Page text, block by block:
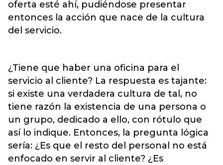
oferta esté ahí, pudiéndose presentar
entonces la acción que nace de la cultura
del servicio.
¿Tiene que haber una oficina para el
servicio al cliente? La respuesta es tajante:
si existe una verdadera cultura de tal, no
tiene razón la existencia de una persona o
un grupo, dedicado a ello, con rótulo que
así lo indique. Entonces, la pregunta lógica
sería: ¿Es que el resto del personal no está
enfocado en servir al cliente? ¿Es